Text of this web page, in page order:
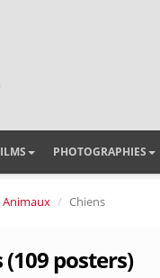
PHOTOGRAPHIES
Animaux Chiens
(109 posters)